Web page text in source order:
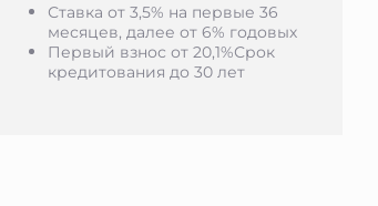
Ставка от 3,5% на первые 36
месяцев, далее от 6% годовых
Первый взнос от 20,1%Срок
кредитования до 30 лет